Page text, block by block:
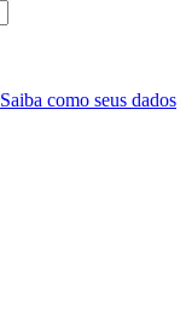
Saiba como seus dados